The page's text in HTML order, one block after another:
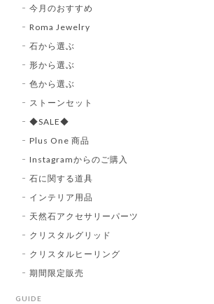
今月のおすすめ
Roma Jewelry
石から選ぶ
形から選ぶ
色から選ぶ
ストーンセット
◆SALE◆
Plus One 商品
Instagramからのご購入
石に関する道具
インテリア用品
天然石アクセサリーパーツ
クリスタルグリッド
クリスタルヒーリング
期間限定販売
GUIDE